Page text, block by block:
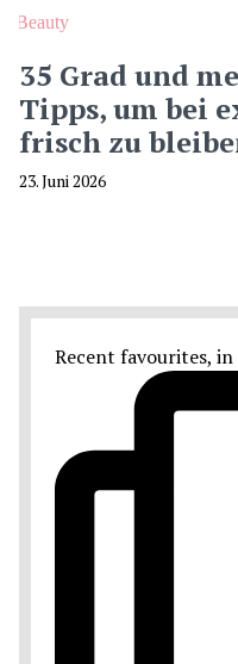
Beauty
35 Grad und
Tipps, um bei
frisch zu
23. Juni 2026
Recent favourites,